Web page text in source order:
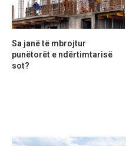
Sa janë të mbrojtur
punëtorët e ndërtimtarisë
sot?